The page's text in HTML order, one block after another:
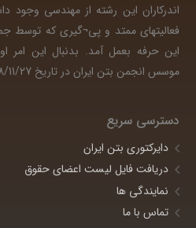
اندرکاران این رشته از مهندسی
فعالیتهای ممتد و پی¬گیری که توسط
این حرفه بعمل آمد. بدنبال این
موسس انجمن بتن ایران در تاریخ 78/11/27 با حضور
دسترسی سریع
دایرکتوری بتن ایران
دریافت فایل لیست اعضای حقوق
نمایندگی ها
تماس با ما